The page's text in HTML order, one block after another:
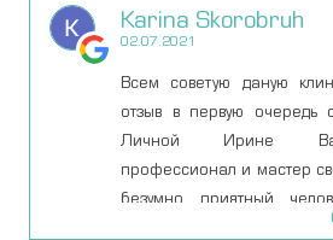
Karina Skorobruh
02.07.2021
Всем советую даную
отзыв в первую очередь
Личной Ирине
профессионал и мастер
безумно приятный